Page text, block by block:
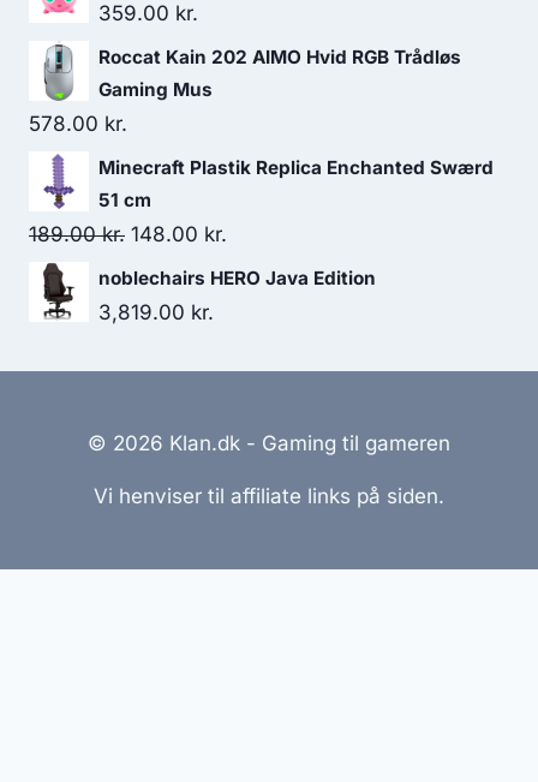
1,288.00 kr..
359.00 kr.
Roccat Kain 202 AIMO Hvid RGB Trådløs
Gaming Mus
578.00 kr.
Minecraft Plastik Replica Enchanted Swærd
51 cm
189.00kr. Original
price
was:
148.00 kr.
price
noblechairs HERO Java Edition
3,819.00 kr.
© 2026 Klan.dk - Gaming til gameren
Vi henviser til affiliate links på siden.